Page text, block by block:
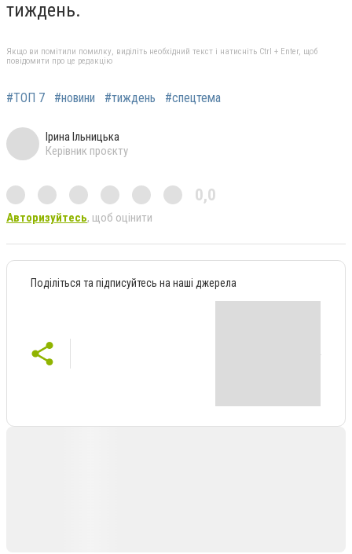
тиждень.
Якщо ви помітили помилку, виділіть необхідний текст і натисніть Ctrl + Enter, щоб
повідомити про це редакцію
#ТОП 7 #новини #тиждень #спецтема
Ірина Ільницька
Керівник проєкту
0,0
Авторизуйтесь, щоб оцінити
Поділіться та підписуйтесь на наші джерела